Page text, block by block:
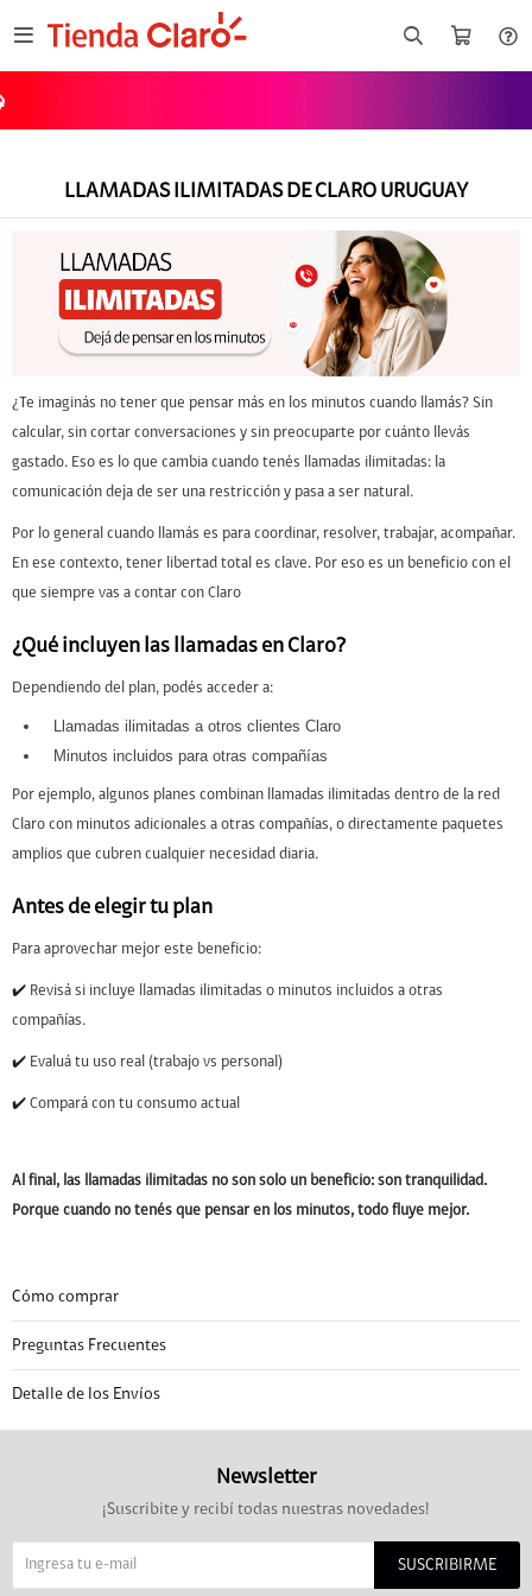

LLAMADAS ILIMITADAS DE CLARO URUGUAY
¿Te imaginás no tener que pensar más en los minutos cuando llamás? Sin
calcular, sin cortar conversaciones y sin preocuparte por cuánto llevás
gastado. Eso es lo que cambia cuando tenés llamadas ilimitadas: la
comunicación deja de ser una restricción y pasa a ser natural.
Por lo general cuando llamás es para coordinar, resolver, trabajar, acompañar.
En ese contexto, tener libertad total es clave. Por eso es un beneficio con el
que siempre vas a contar con Claro
¿Qué incluyen las llamadas en Claro?
Dependiendo del plan, podés acceder a:
Llamadas ilimitadas a otros clientes Claro
Minutos incluidos para otras compañías
Por ejemplo, algunos planes combinan llamadas ilimitadas dentro de la red
Claro con minutos adicionales a otras compañías, o directamente paquetes
amplios que cubren cualquier necesidad diaria.
Antes de elegir tu plan
Para aprovechar mejor este beneficio:
✔️ Revisá si incluye llamadas ilimitadas o minutos incluidos a otras
compañías.
✔️ Evaluá tu uso real (trabajo vs personal)
✔️ Compará con tu consumo actual
Al final, las llamadas ilimitadas no son solo un beneficio: son tranquilidad.
Porque cuando no tenés que pensar en los minutos, todo fluye mejor.
Cómo comprar
Preguntas Frecuentes
Detalle de los Envíos
Newsletter
¡Suscribite y recibí todas nuestras novedades!
SUSCRIBIRME
Celular Motorola
G06 64GB